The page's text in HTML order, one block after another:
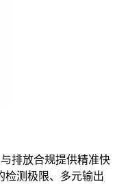
排放合规提供精准快
检测极限、多元输出